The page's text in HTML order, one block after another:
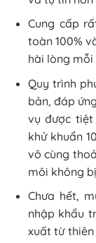
Cung cấp
toàn 100%
hài lòng
Quy trình
bản, đáp
vụ được
khử khuẩn
vô cùng
môi không
Chưa hết,
nhập khẩu
xuất từ